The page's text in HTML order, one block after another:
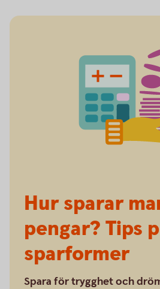
Hur sparar
pengar? Tips
sparformer
Spara för trygghet och